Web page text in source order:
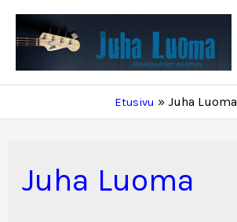
sisältöön
Etusivu Juha Luoma
Juha Luoma